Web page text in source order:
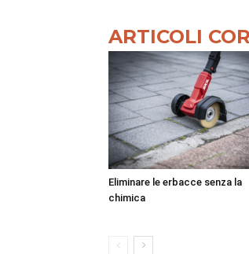
ARTICOLI
Eliminare le erbacce senza la
chimica